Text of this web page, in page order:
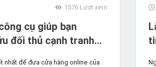
1576Lượt xem
cụ giúp bạn
đối thủ cạnh tranh
nhất để đưa cửa hàng online của